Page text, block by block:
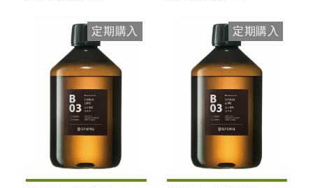
定期購入 定期購入